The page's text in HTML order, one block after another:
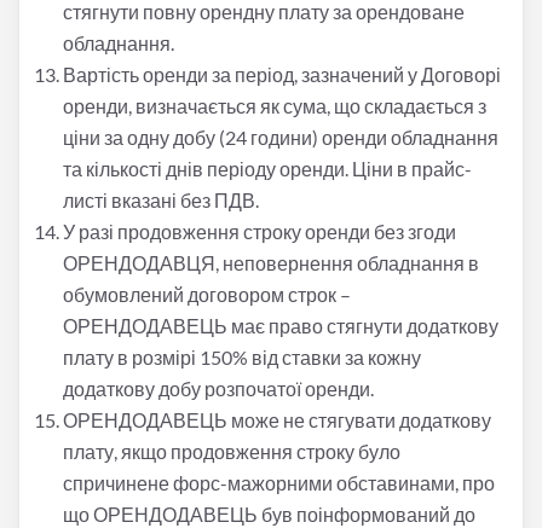
стягнути повну орендну плату за орендоване
обладнання.
Вартість оренди за період, зазначений у Договорі
оренди, визначається як сума, що складається з
ціни за одну добу (24 години) оренди обладнання
та кількості днів періоду оренди. Ціни в прайс-
листі вказані без ПДВ.
У разі продовження строку оренди без згоди
ОРЕНДОДАВЦЯ, неповернення обладнання в
обумовлений договором строк –
ОРЕНДОДАВЕЦЬ має право стягнути додаткову
плату в розмірі 150% від ставки за кожну
додаткову добу розпочатої оренди.
ОРЕНДОДАВЕЦЬ може не стягувати додаткову
плату, якщо продовження строку було
спричинене форс-мажорними обставинами, про
що ОРЕНДОДАВЕЦЬ був поінформований до